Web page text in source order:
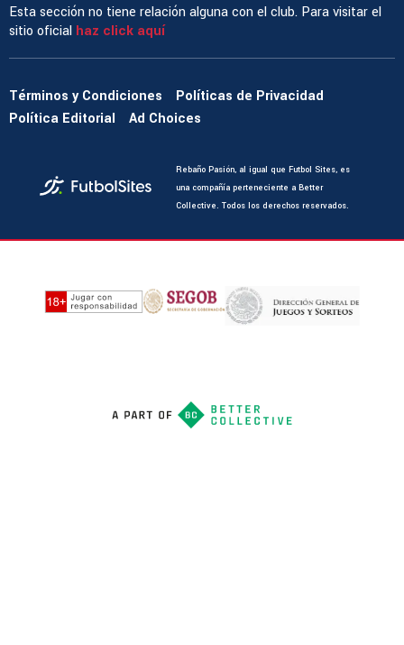
Esta sección no tiene relación alguna con el club. Para visitar el
sitio oficial haz click aquí
Términos y Condiciones
Políticas de Privacidad
Política Editorial
Ad Choices
Rebaño Pasión, al igual que Futbol Sites, es
una compañía perteneciente a Better
Collective. Todos los derechos reservados.